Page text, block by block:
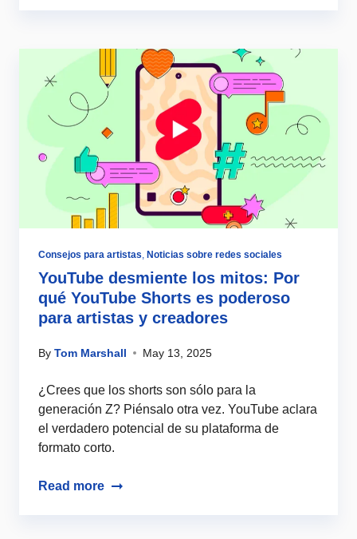
Consejos para artistas, Noticias sobre redes sociales
YouTube desmiente los mitos: Por
qué YouTube Shorts es poderoso
para artistas y creadores
By Tom Marshall May 13, 2025
¿Crees que los shorts son sólo para la
generación Z? Piénsalo otra vez. YouTube aclara
el verdadero potencial de su plataforma de
formato corto.
Read more